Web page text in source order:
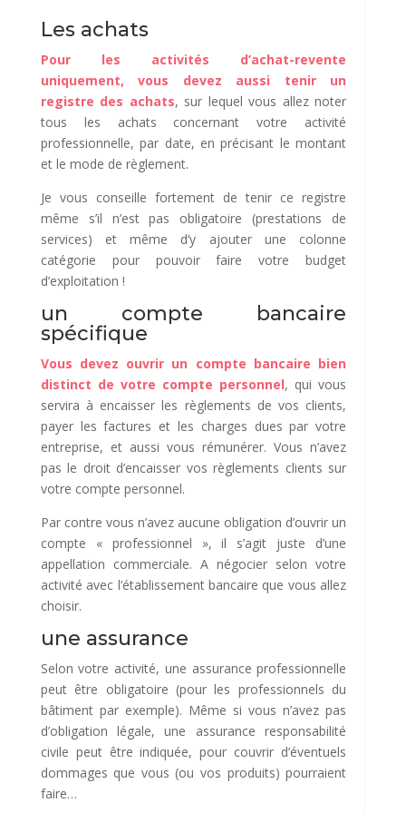
Les achats
Pour les activités d’achat-revente
uniquement, vous devez aussi tenir un
registre des achats, sur lequel vous allez noter
tous les achats concernant votre activité
professionnelle, par date, en précisant le montant
et le mode de règlement.
Je vous conseille fortement de tenir ce registre
même s’il n’est pas obligatoire (prestations de
services) et même d’y ajouter une colonne
catégorie pour pouvoir faire votre budget
d’exploitation !
un compte bancaire
spécifique
Vous devez ouvrir un compte bancaire bien
distinct de votre compte personnel, qui vous
servira à encaisser les règlements de vos clients,
payer les factures et les charges dues par votre
entreprise, et aussi vous rémunérer. Vous n’avez
pas le droit d’encaisser vos règlements clients sur
votre compte personnel.
Par contre vous n’avez aucune obligation d’ouvrir un
compte « professionnel », il s’agit juste d’une
appellation commerciale. A négocier selon votre
activité avec l’établissement bancaire que vous allez
choisir.
une assurance
Selon votre activité, une assurance professionnelle
peut être obligatoire (pour les professionnels du
bâtiment par exemple). Même si vous n’avez pas
d’obligation légale, une assurance responsabilité
civile peut être indiquée, pour couvrir d’éventuels
dommages que vous (ou vos produits) pourraient
faire…